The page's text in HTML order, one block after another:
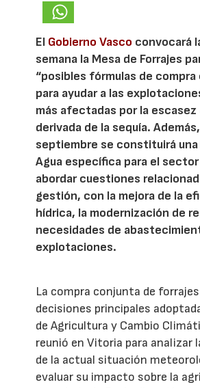
El Gobierno Vasco convocará
semana la Mesa de Forrajes
“posibles fórmulas de
para ayudar a las
más afectadas por la
derivada de la sequía.
septiembre se constituirá una
Agua específica para el
abordar cuestiones
gestión, con la mejora de la
hídrica, la modernización de
necesidades de
explotaciones.
La compra conjunta de
decisiones principales
de Agricultura y Cambio
reunió en Vitoria para analizar
de la actual situación
evaluar su impacto sobre la